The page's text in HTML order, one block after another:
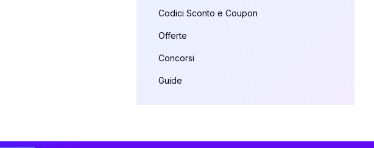
Codici Sconto e Coupon
Offerte
Concorsi
Guide